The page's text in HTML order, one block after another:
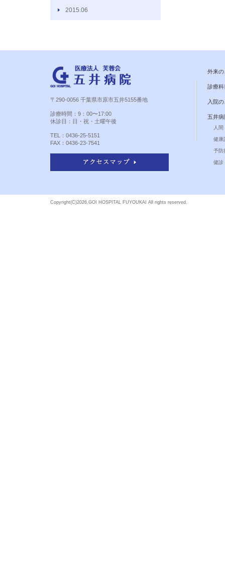
2015.06
〒290-0056 千葉県市原市五井5155番地
診療時間：9：00〜17:00
休診日：日・祝・土曜午後
TEL：0436-25-5151
FAX：0436-23-7541
外来
診療
入院
五井
人
健康
予防
健診
Copyright(C)2026.GOI HOSPITAL FUYOUKAI All rights reserved.